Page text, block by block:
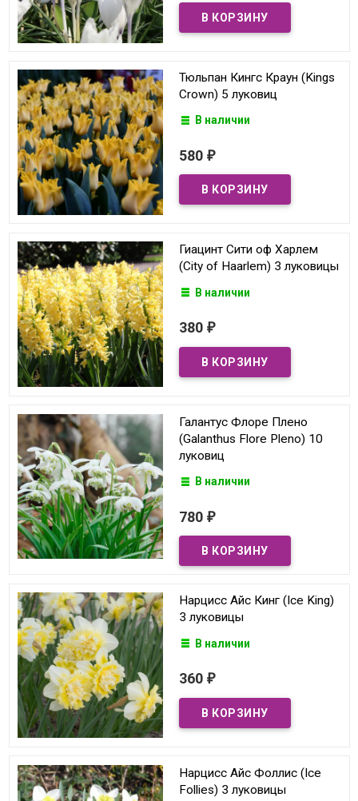
Тюльпан Кингс Краун (Kings
Crown) 5 луковиц
В наличии
580 ₽
Гиацинт Сити оф Харлем
(City of Haarlem) 3 луковицы
В наличии
380 ₽
Галантус Флоре Плено
(Galanthus Flore Pleno) 10
луковиц
В наличии
780 ₽
Нарцисс Айс Кинг (Ice King)
3 луковицы
В наличии
360 ₽
Нарцисс Айс Фоллис (Ice
Follies) 3 луковицы